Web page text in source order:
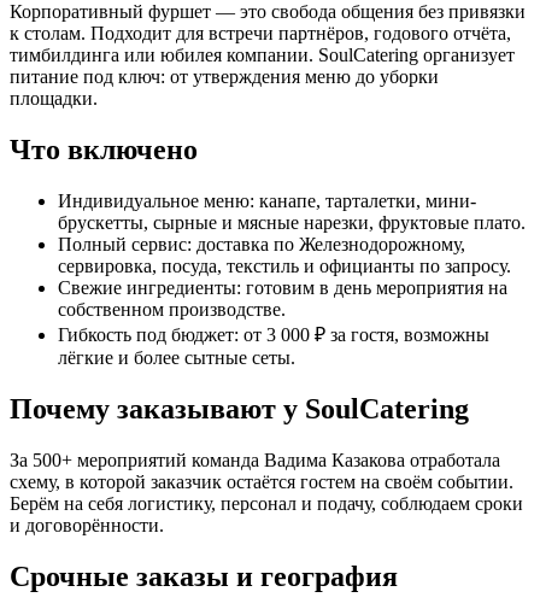
Корпоративный фуршет — это свобода общения без привязки
к столам. Подходит для встречи партнёров, годового отчёта,
тимбилдинга или юбилея компании. SoulCatering организует
питание под ключ: от утверждения меню до уборки
площадки.
Что включено
Индивидуальное меню: канапе, тарталетки, мини-
брускетты, сырные и мясные нарезки, фруктовые плато.
Полный сервис: доставка по Железнодорожному,
сервировка, посуда, текстиль и официанты по запросу.
Свежие ингредиенты: готовим в день мероприятия на
собственном производстве.
Гибкость под бюджет: от 3 000 ₽ за гостя, возможны
лёгкие и более сытные сеты.
Почему заказывают у SoulCatering
За 500+ мероприятий команда Вадима Казакова отработала
схему, в которой заказчик остаётся гостем на своём событии.
Берём на себя логистику, персонал и подачу, соблюдаем сроки
и договорённости.
Срочные заказы и география